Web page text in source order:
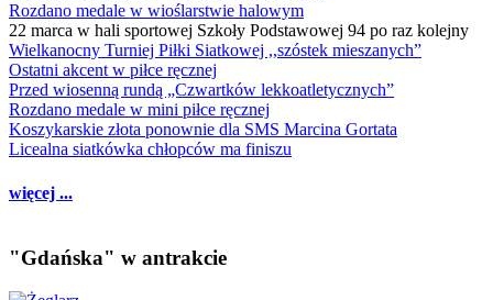
Rozdano medale w wioślarstwie halowym
22 marca w hali sportowej Szkoły Podstawowej 94 po raz kolejny
Wielkanocny Turniej Piłki Siatkowej ,,szóstek mieszanych”
Ostatni akcent w piłce ręcznej
Przed wiosenną rundą „Czwartków lekkoatletycznych”
Rozdano medale w mini piłce ręcznej
Koszykarskie złota ponownie dla SMS Marcina Gortata
Licealna siatkówka chłopców ma finiszu
więcej ...
"Gdańska" w antrakcie